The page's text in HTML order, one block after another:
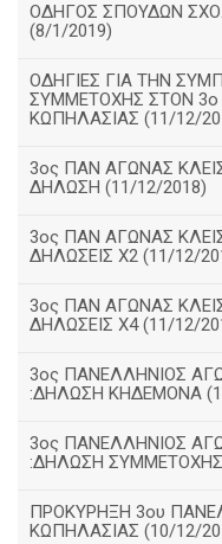
ΟΔΗΓΟΣ ΣΠΟΥΔΩΝ
(8/1/2019)
ΟΔΗΓΙΕΣ ΓΙΑ ΤΗΝ
ΣΥΜΜΕΤΟΧΗΣ ΣΤΟΝ
ΚΩΠΗΛΑΣΙΑΣ (11/12/
3ος ΠΑΝ ΑΓΩΝΑΣ
ΔΗΛΩΣΗ (11/12/2018)
3ος ΠΑΝ ΑΓΩΝΑΣ
ΔΗΛΩΣΕΙΣ Χ2 (11/12/
3ος ΠΑΝ ΑΓΩΝΑΣ
ΔΗΛΩΣΕΙΣ Χ4 (11/12/
3ος ΠΑΝΕΛΛΗΝΙΟΣ
:ΔΗΛΩΣΗ ΚΗΔΕΜΟΝΑ
3ος ΠΑΝΕΛΛΗΝΙΟΣ
:ΔΗΛΩΣΗ ΣΥΜΜΕΤΟΧΗΣ
ΠΡΟΚΥΡΗΞΗ 3ου
ΚΩΠΗΛΑΣΙΑΣ (10/12/